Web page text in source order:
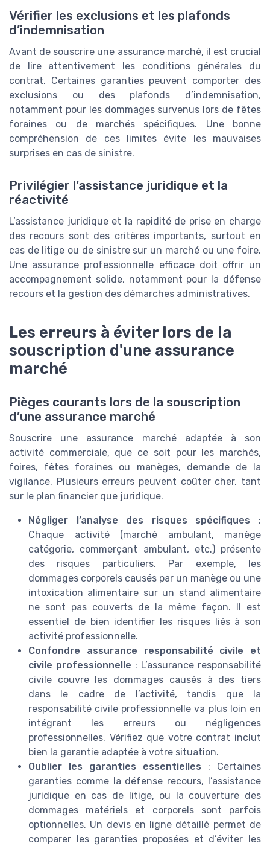
Vérifier les exclusions et les plafonds
d’indemnisation
Avant de souscrire une assurance marché, il est crucial
de lire attentivement les conditions générales du
contrat. Certaines garanties peuvent comporter des
exclusions ou des plafonds d’indemnisation,
notamment pour les dommages survenus lors de fêtes
foraines ou de marchés spécifiques. Une bonne
compréhension de ces limites évite les mauvaises
surprises en cas de sinistre.
Privilégier l’assistance juridique et la
réactivité
L’assistance juridique et la rapidité de prise en charge
des recours sont des critères importants, surtout en
cas de litige ou de sinistre sur un marché ou une foire.
Une assurance professionnelle efficace doit offrir un
accompagnement solide, notamment pour la défense
recours et la gestion des démarches administratives.
Les erreurs à éviter lors de la
souscription d'une assurance
marché
Pièges courants lors de la souscription
d’une assurance marché
Souscrire une assurance marché adaptée à son
activité commerciale, que ce soit pour les marchés,
foires, fêtes foraines ou manèges, demande de la
vigilance. Plusieurs erreurs peuvent coûter cher, tant
sur le plan financier que juridique.
Négliger l’analyse des risques spécifiques :
Chaque activité (marché ambulant, manège
catégorie, commerçant ambulant, etc.) présente
des risques particuliers. Par exemple, les
dommages corporels causés par un manège ou une
intoxication alimentaire sur un stand alimentaire
ne sont pas couverts de la même façon. Il est
essentiel de bien identifier les risques liés à son
activité professionnelle.
Confondre assurance responsabilité civile et
civile professionnelle : L’assurance responsabilité
civile couvre les dommages causés à des tiers
dans le cadre de l’activité, tandis que la
responsabilité civile professionnelle va plus loin en
intégrant les erreurs ou négligences
professionnelles. Vérifiez que votre contrat inclut
bien la garantie adaptée à votre situation.
Oublier les garanties essentielles : Certaines
garanties comme la défense recours, l’assistance
juridique en cas de litige, ou la couverture des
dommages matériels et corporels sont parfois
optionnelles. Un devis en ligne détaillé permet de
comparer les garanties proposées et d’éviter les